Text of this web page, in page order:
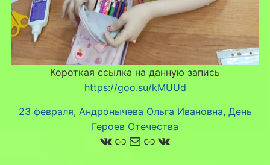
Короткая ссылка на данную запись
https://goo.su/kMUUd
23 февраля, Андронычева Ольга Ивановна, День
Героев Отечества
ВКонтакте
Ссылка
Почта
Ссылка
ВКонтакте